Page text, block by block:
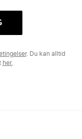
. Du kan alltid
her.